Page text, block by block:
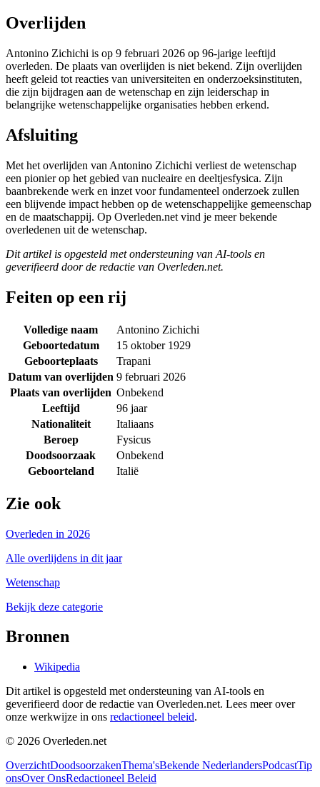
Overlijden
Antonino Zichichi is op 9 februari 2026 op 96-jarige leeftijd
overleden. De plaats van overlijden is niet bekend. Zijn overlijden
heeft geleid tot reacties van universiteiten en onderzoeksinstituten,
die zijn bijdragen aan de wetenschap en zijn leiderschap in
belangrijke wetenschappelijke organisaties hebben erkend.
Afsluiting
Met het overlijden van Antonino Zichichi verliest de wetenschap
een pionier op het gebied van nucleaire en deeltjesfysica. Zijn
baanbrekende werk en inzet voor fundamenteel onderzoek zullen
een blijvende impact hebben op de wetenschappelijke gemeenschap
en de maatschappij. Op Overleden.net vind je meer bekende
overledenen uit de wetenschap.
Dit artikel is opgesteld met ondersteuning van AI-tools en
geverifieerd door de redactie van Overleden.net.
Feiten op een rij
Volledige naam
Antonino Zichichi
Geboortedatum
15 oktober 1929
Geboorteplaats
Trapani
Datum van overlijden 9 februari 2026
Plaats van overlijden Onbekend
Leeftijd
96 jaar
Nationaliteit
Italiaans
Beroep
Fysicus
Doodsoorzaak
Onbekend
Geboorteland
Italië
Zie ook
Overleden in 2026
Alle overlijdens in dit jaar
Wetenschap
Bekijk deze categorie
Bronnen
Wikipedia
Dit artikel is opgesteld met ondersteuning van AI-tools en
geverifieerd door de redactie van Overleden.net. Lees meer over
onze werkwijze in ons redactioneel beleid.
© 2026 Overleden.net
OverzichtDoodsoorzakenThema'sBekende NederlandersPodcastTip
onsOver OnsRedactioneel Beleid